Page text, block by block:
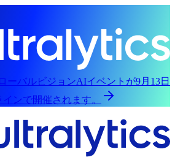
ーバルビジョンAIイベントが9月13日
ンで開催されます。